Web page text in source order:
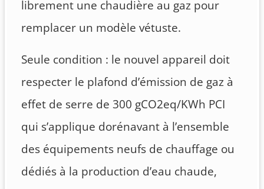
librement une chaudière au gaz pour
remplacer un modèle vétuste.
Seule condition : le nouvel appareil doit
respecter le plafond d’émission de gaz à
effet de serre de 300 gCO2eq/KWh PCI
qui s’applique dorénavant à l’ensemble
des équipements neufs de chauffage ou
dédiés à la production d’eau chaude,